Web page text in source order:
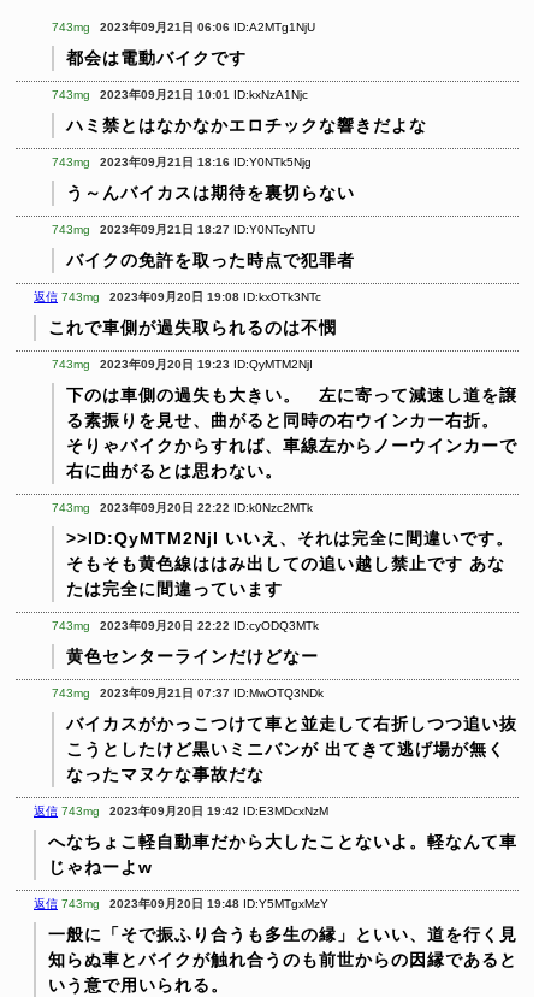
743mg 2023年09月21日 06:06 ID:A2MTg1NjU
都会は電動バイクです
743mg 2023年09月21日 10:01 ID:kxNzA1Njc
ハミ禁とはなかなかエロチックな響きだよな
743mg 2023年09月21日 18:16 ID:Y0NTk5Njg
う～んバイカスは期待を裏切らない
743mg 2023年09月21日 18:27 ID:Y0NTcyNTU
バイクの免許を取った時点で犯罪者
返信 743mg 2023年09月20日 19:08 ID:kxOTk3NTc
これで車側が過失取られるのは不憫
743mg 2023年09月20日 19:23 ID:QyMTM2NjI
下のは車側の過失も大きい。 左に寄って減速し道を譲
る素振りを見せ、曲がると同時の右ウインカー右折。
そりゃバイクからすれば、車線左からノーウインカーで
右に曲がるとは思わない。
743mg 2023年09月20日 22:22 ID:k0Nzc2MTk
>>ID:QyMTM2NjI いいえ、それは完全に間違いです。
そもそも黄色線ははみ出しての追い越し禁止です あな
たは完全に間違っています
743mg 2023年09月20日 22:22 ID:cyODQ3MTk
黄色センターラインだけどなー
743mg 2023年09月21日 07:37 ID:MwOTQ3NDk
バイカスがかっこつけて車と並走して右折しつつ追い抜
こうとしたけど黒いミニバンが 出てきて逃げ場が無く
なったマヌケな事故だな
返信 743mg 2023年09月20日 19:42 ID:E3MDcxNzM
へなちょこ軽自動車だから大したことないよ。軽なんて車
じゃねーよw
返信 743mg 2023年09月20日 19:48 ID:Y5MTgxMzY
一般に「そで振ふり合うも多生の縁」といい、道を行く見
知らぬ車とバイクが触れ合うのも前世からの因縁であると
いう意で用いられる。